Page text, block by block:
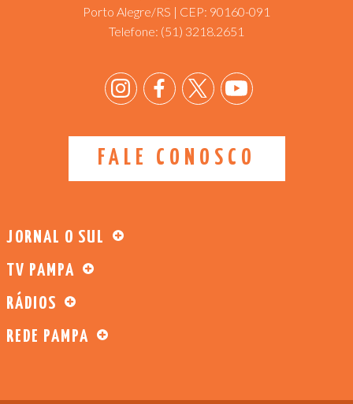
Porto Alegre/RS | CEP: 90160-091
Telefone: (51) 3218.2651
FALE CONOSCO
JORNAL O SUL
TV PAMPA
RÁDIOS
REDE PAMPA